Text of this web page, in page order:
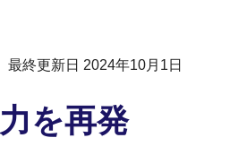
最終更新日 2024年10月1日
を再発